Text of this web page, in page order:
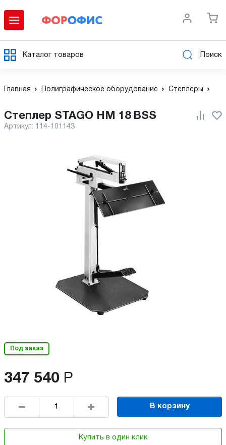
Каталог товаров Поиск
Главная Полиграфическое оборудование Степлеры
Степлер STAGO HM 18 BSS
Артикул: 114-101143
Под заказ
347 540 Р
В корзину
Купить в один клик